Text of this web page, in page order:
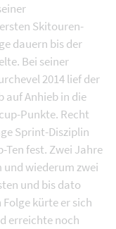
Skitouren-
dauern bis der
Bei seiner
2014 lief der
auf Anhieb in die
Punkte. Recht
Sprint-Disziplin
fest. Zwei Jahre
wiederum zwei
und bis dato
kürte er sich
erreichte noch